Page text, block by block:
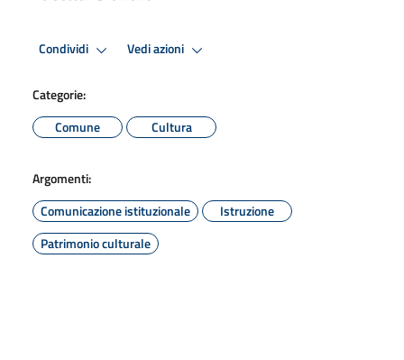
Condividi Vedi azioni
Categorie:
Comune
Cultura
Argomenti:
Comunicazione istituzionale
Istruzione
Patrimonio culturale